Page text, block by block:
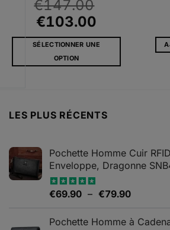
5
€147.00
Le
prix
initial
était :
€103.00
prix
est :
SÉLECTIONNER UNE
OPTION
plusieurs
variations.
peuvent
être
choisies
sur
page
LES PLUS RÉCENTS
Pochette Homme Cuir
Enveloppe, Dragonne
Note5.00
€69.90 – €79.90Plage
prix :
Pochette Homme à